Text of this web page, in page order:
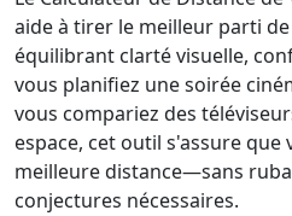
aide à tirer le meilleur parti
équilibrant clarté visuelle,
vous planifiez une soirée
vous compariez des
espace, cet outil s'assure que
meilleure distance—sans
conjectures nécessaires.